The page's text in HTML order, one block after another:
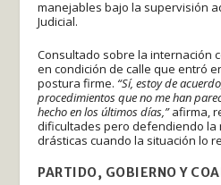
manejables bajo la supervisión
Judicial.
Consultado sobre la internación
en condición de calle que entró
postura firme. “Sí, estoy de
procedimientos que no me han
hecho en los últimos días,”afirma,
dificultades pero defendiendo la
drásticas cuando la situación lo
PARTIDO, GOBIERNO Y